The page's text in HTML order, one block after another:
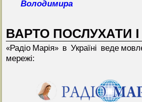
Володимира
ВАРТО ПОСЛУХАТИ І
«Радіо Марія» в Україні веде
мережі: